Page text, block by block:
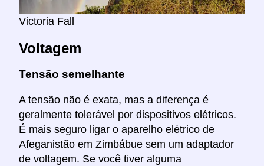
Victoria Fall
Voltagem
Tensão semelhante
A tensão não é exata, mas a diferença é
geralmente tolerável por dispositivos elétricos.
É mais seguro ligar o aparelho elétrico de
Afeganistão em Zimbábue sem um adaptador
de voltagem. Se você tiver alguma